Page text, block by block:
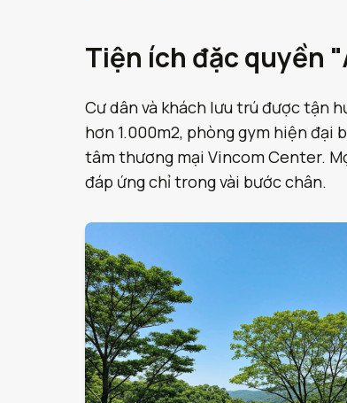
Tiện ích đặc quyền
Cư dân và khách lưu trú được tận
hơn 1.000m2, phòng gym hiện
tâm thương mại Vincom Center.
đáp ứng chỉ trong vài bước chân.